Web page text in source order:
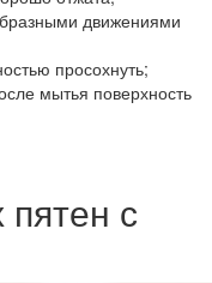
движениями
просохнуть;
мытья поверхность
с